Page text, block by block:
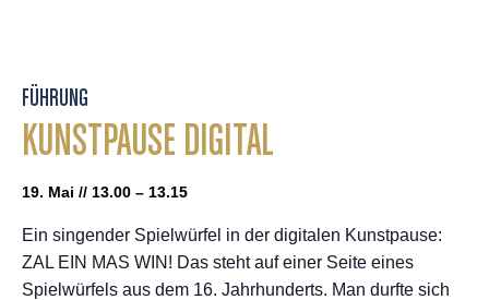
FÜHRUNG
KUNSTPAUSE DIGITAL
19. Mai // 13.00 – 13.15
Ein singender Spielwürfel in der digitalen Kunstpause:
ZAL EIN MAS WIN! Das steht auf einer Seite eines
Spielwürfels aus dem 16. Jahrhunderts. Man durfte sich